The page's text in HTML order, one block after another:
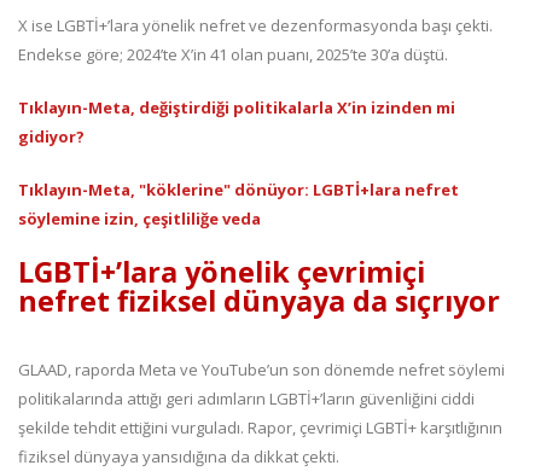
X ise LGBTİ+’lara yönelik nefret ve dezenformasyonda başı çekti.
Endekse göre; 2024’te X’in 41 olan puanı, 2025’te 30’a düştü.
Tıklayın-Meta, değiştirdiği politikalarla X’in izinden mi
gidiyor?
Tıklayın-Meta, "köklerine" dönüyor: LGBTİ+lara nefret
söylemine izin, çeşitliliğe veda
LGBTİ+’lara yönelik çevrimiçi
nefret fiziksel dünyaya da sıçrıyor
GLAAD, raporda Meta ve YouTube’un son dönemde nefret söylemi
politikalarında attığı geri adımların LGBTİ+’ların güvenliğini ciddi
şekilde tehdit ettiğini vurguladı. Rapor, çevrimiçi LGBTİ+ karşıtlığının
fiziksel dünyaya yansıdığına da dikkat çekti.